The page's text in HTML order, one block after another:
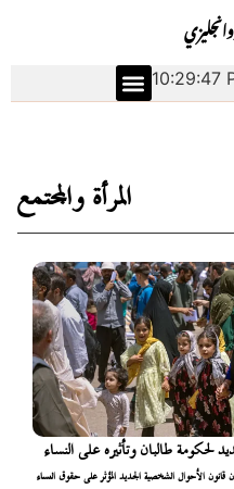
انجليزي
10:29:48
المرأة والمجتمع
لحكومة طالبان وتأثيره على النساء
قانون الأحوال الشخصية الجديد المؤثر على حقوق النساء